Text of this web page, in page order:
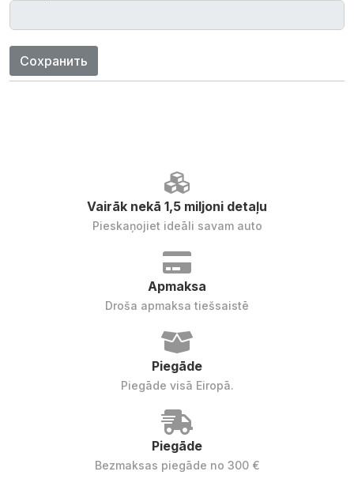
Сохранить
Vairāk nekā 1,5 miljoni detaļu
Pieskaņojiet ideāli savam auto
Apmaksa
Droša apmaksa tiešsaistē
Piegāde
Piegāde visā Eiropā.
Piegāde
Bezmaksas piegāde no 300 €